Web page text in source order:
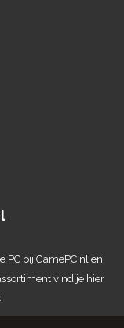
PC bij GamePC.nl en
vind je hier